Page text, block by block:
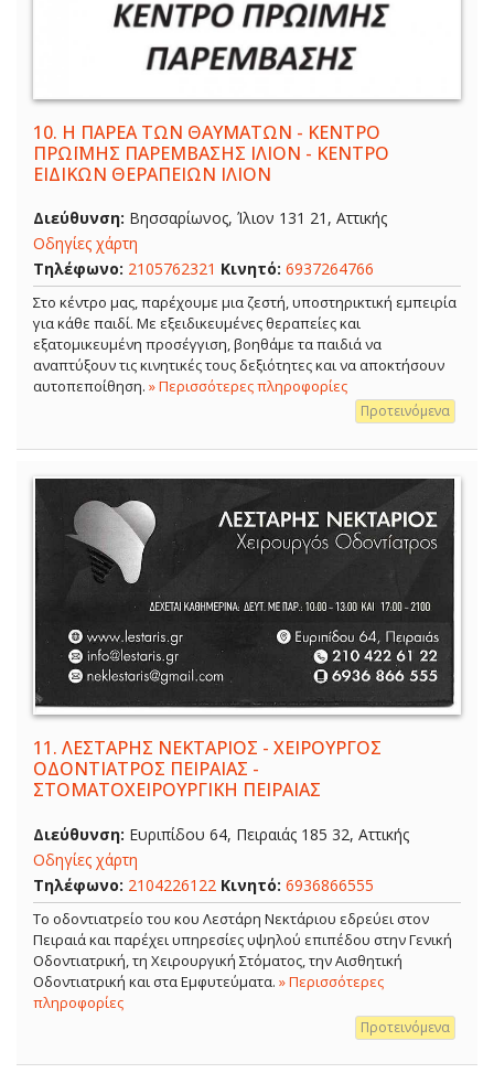
10. Η ΠΑΡΕΑ ΤΩΝ ΘΑΥΜΑΤΩΝ - ΚΕΝΤΡΟ
ΠΡΩΪΜΗΣ ΠΑΡΕΜΒΑΣΗΣ ΙΛΙΟΝ - ΚΕΝΤΡΟ
ΕΙΔΙΚΩΝ ΘΕΡΑΠΕΙΩΝ ΙΛΙΟΝ
Διεύθυνση: Βησσαρίωνος, Ίλιον 131 21, Αττικής
Οδηγίες χάρτη
Τηλέφωνο: 2105762321 Κινητό: 6937264766
Στο κέντρο μας, παρέχουμε μια ζεστή, υποστηρικτική εμπειρία
για κάθε παιδί. Με εξειδικευμένες θεραπείες και
εξατομικευμένη προσέγγιση, βοηθάμε τα παιδιά να
αναπτύξουν τις κινητικές τους δεξιότητες και να αποκτήσουν
αυτοπεποίθηση. » Περισσότερες πληροφορίες
Προτεινόμενα
11. ΛΕΣΤΑΡΗΣ ΝΕΚΤΑΡΙΟΣ - ΧΕΙΡΟΥΡΓΟΣ
ΟΔΟΝΤΙΑΤΡΟΣ ΠΕΙΡΑΙΑΣ -
ΣΤΟΜΑΤΟΧΕΙΡΟΥΡΓΙΚΗ ΠΕΙΡΑΙΑΣ
Διεύθυνση: Ευριπίδου 64, Πειραιάς 185 32, Αττικής
Οδηγίες χάρτη
Τηλέφωνο: 2104226122 Κινητό: 6936866555
Το οδοντιατρείο του κου Λεστάρη Νεκτάριου εδρεύει στον
Πειραιά και παρέχει υπηρεσίες υψηλού επιπέδου στην Γενική
Οδοντιατρική, τη Χειρουργική Στόματος, την Αισθητική
Οδοντιατρική και στα Εμφυτεύματα. » Περισσότερες
πληροφορίες
Προτεινόμενα